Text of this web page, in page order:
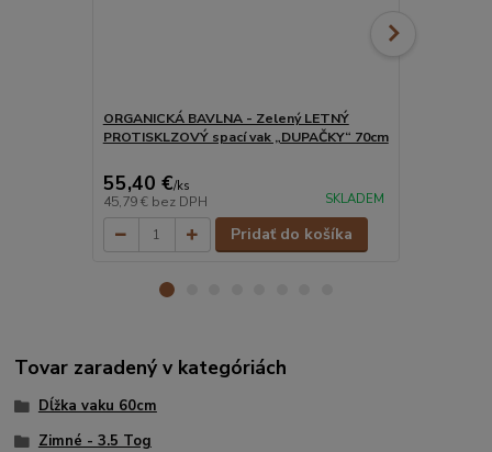
ORGANICKÁ BAVLNA - Zelený LETNÝ
PROTISKLZOVÝ spací vak „DUPAČKY“ 70cm
55,40 €/ks
45,79 € bez DPH SKLADEM
Pridať do košíka
Tovar zaradený v kategóriách
Dĺžka vaku 60cm
Zimné - 3.5 Tog